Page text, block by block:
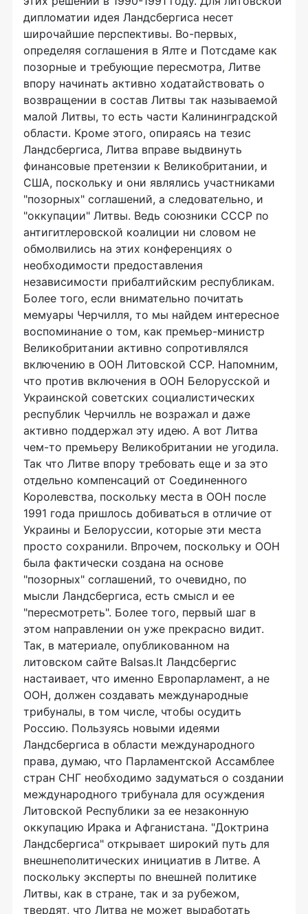
дипломатии идея Ландсбергиса несет
широчайшие перспективы. Во-первых,
определяя соглашения в Ялте и Потсдаме как
позорные и требующие пересмотра, Литве
впору начинать активно ходатайствовать о
возвращении в состав Литвы так называемой
малой Литвы, то есть части Калининградской
области. Кроме этого, опираясь на тезис
Ландсбергиса, Литва вправе выдвинуть
финансовые претензии к Великобритании, и
США, поскольку и они являлись участниками
"позорных" соглашений, а следовательно, и
"оккупации" Литвы. Ведь союзники СССР по
антигитлеровской коалиции ни словом не
обмолвились на этих конференциях о
необходимости предоставления
независимости прибалтийским республикам.
Более того, если внимательно почитать
мемуары Черчилля, то мы найдем интересное
воспоминание о том, как премьер-министр
Великобритании активно сопротивлялся
включению в ООН Литовской ССР. Напомним,
что против включения в ООН Белорусской и
Украинской советских социалистических
республик Черчилль не возражал и даже
активно поддержал эту идею. А вот Литва
чем-то премьеру Великобритании не угодила.
Так что Литве впору требовать еще и за это
отдельно компенсаций от Соединенного
Королевства, поскольку места в ООН после
1991 года пришлось добиваться в отличие от
Украины и Белоруссии, которые эти места
просто сохранили. Впрочем, поскольку и ООН
была фактически создана на основе
"позорных" соглашений, то очевидно, по
мысли Ландсбергиса, есть смысл и ее
"пересмотреть". Более того, первый шаг в
этом направлении он уже прекрасно видит.
Так, в материале, опубликованном на
литовском сайте Balsas.lt Ландсбергис
настаивает, что именно Европарламент, а не
ООН, должен создавать международные
трибуналы, в том числе, чтобы осудить
Россию. Пользуясь новыми идеями
Ландсбергиса в области международного
права, думаю, что Парламентской Ассамблее
стран СНГ необходимо задуматься о создании
международного трибунала для осуждения
Литовской Республики за ее незаконную
оккупацию Ирака и Афганистана. "Доктрина
Ландсбергиса" открывает широкий путь для
внешнеполитических инициатив в Литве. А
поскольку эксперты по внешней политике
Литвы, как в стране, так и за рубежом,
твердят, что Литва не может выработать